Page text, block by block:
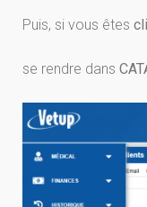
Puis, si vous êtes
se rendre dans